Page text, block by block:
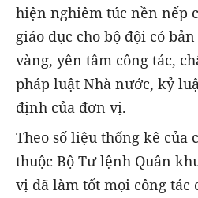
hiện nghiêm túc nền nếp
giáo dục cho bộ đội có
vàng, yên tâm công tác,
pháp luật Nhà nước, kỷ
định của đơn vị.
Theo số liệu thống kê của
thuộc Bộ Tư lệnh Quân
vị đã làm tốt mọi công tác